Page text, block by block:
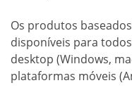
Os produtos
disponíveis para
desktop (Windows,
plataformas móveis